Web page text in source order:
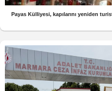
Payas Külliyesi, kapılarını yeniden